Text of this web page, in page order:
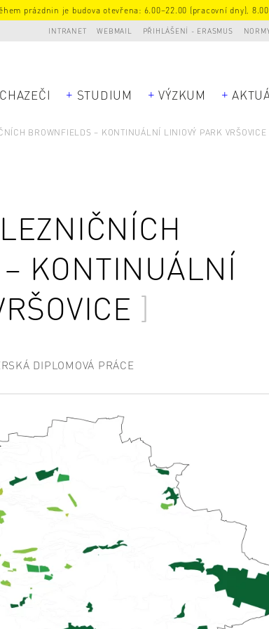
prázdnin je budova otevřena: 6.00–22.00 (pracovní dny),
INTRANET WEBMAIL PŘIHLÁŠENÍ - ERASMUS
STUDIUM VÝZKUM
BROWNFIELDS – KONTINUÁLNÍ LINIOVÝ PARK VRŠOVICE
KONTINUÁLNÍ
DIPLOMOVÁ PRÁCE